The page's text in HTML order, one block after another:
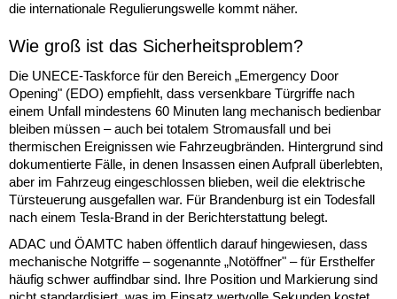
die internationale Regulierungswelle kommt näher.
Wie groß ist das Sicherheitsproblem?
Die UNECE-Taskforce für den Bereich „Emergency Door
Opening" (EDO) empfiehlt, dass versenkbare Türgriffe nach
einem Unfall mindestens 60 Minuten lang mechanisch bedienbar
bleiben müssen – auch bei totalem Stromausfall und bei
thermischen Ereignissen wie Fahrzeugbränden. Hintergrund sind
dokumentierte Fälle, in denen Insassen einen Aufprall überlebten,
aber im Fahrzeug eingeschlossen blieben, weil die elektrische
Türsteuerung ausgefallen war. Für Brandenburg ist ein Todesfall
nach einem Tesla-Brand in der Berichterstattung belegt.
ADAC und ÖAMTC haben öffentlich darauf hingewiesen, dass
mechanische Notgriffe – sogenannte „Notöffner" – für Ersthelfer
häufig schwer auffindbar sind. Ihre Position und Markierung sind